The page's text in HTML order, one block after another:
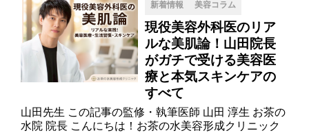
新着情報 美容コラム
現役美容外科医のリア
ルな美肌論！山田院長
がガチで受ける美容医
療と本気スキンケアの
すべて
山田先生 この記事の監修・執筆医師 山田 淳生 お茶の
水院 院長 こんにちは！お茶の水美容形成クリニック